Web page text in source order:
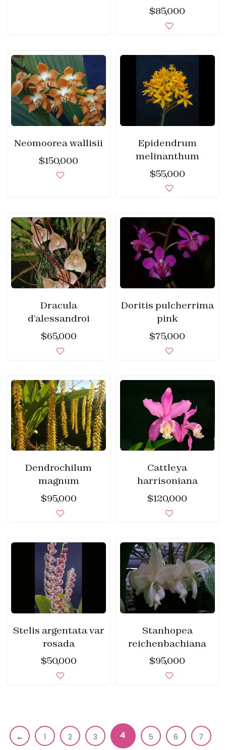
$85,000
Neomoorea wallisii
$150,000
Epidendrum
melinanthum
$55,000
Dracula
d’alessandroi
$65,000
Doritis pulcherrima
pink
$75,000
Dendrochilum
magnum
$95,000
Cattleya
harrisoniana
$120,000
Stelis argentata var
rosada
$50,000
Stanhopea
reichenbachiana
$95,000
← 1 2 3 4 5 6
7